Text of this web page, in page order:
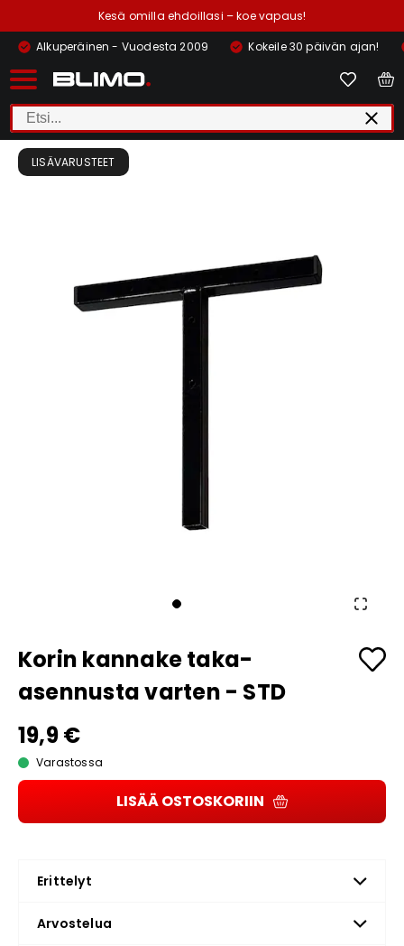
Kesä omilla ehdoillasi – koe vapaus!
Alkuperäinen - Vuodesta 2009
Kokeile 30 päivän ajan!
LISÄVARUSTEET
Korin kannake taka-
asennusta varten - STD
19,9 €
Varastossa
LISÄÄ OSTOSKORIIN
Erittelyt
Arvostelua